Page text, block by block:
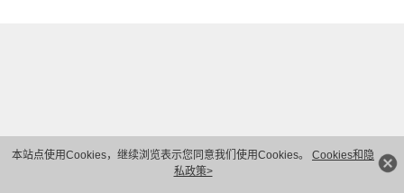
本站点使用Cookies，继续浏览表示您同意我们使用Cookies。 Cookies和隐
私政策>